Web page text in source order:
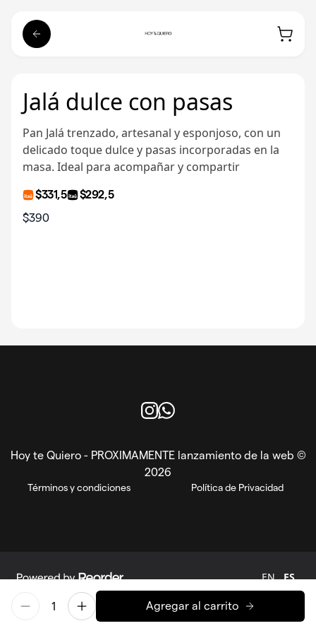
Jalá dulce con pasas
Pan Jalá trenzado, artesanal y esponjoso, con un
delicado toque dulce y pasas incorporadas en la
masa. Ideal para acompañar y compartir
$331,5 $292,5
$390
Agregar al carrito
Hoy te Quiero - PROXIMAMENTE lanzamiento de la web ©
2026
Términos y condiciones Política de Privacidad
Powered by Reorder EN ES